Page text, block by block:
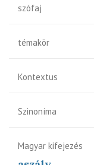
szófaj
témakör
Kontextus
Szinoníma
Magyar kifejezés